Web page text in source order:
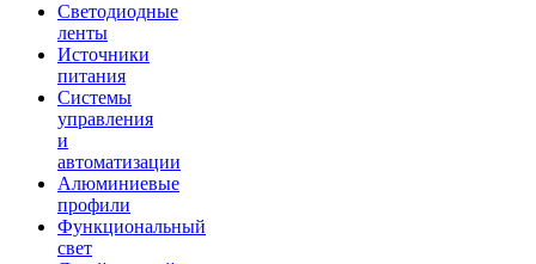
Светодиодные
ленты
Источники
питания
Системы
управления
и
автоматизации
Алюминиевые
профили
Функциональный
свет